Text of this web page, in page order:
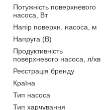
Потужність поверхневого
насоса, Вт
Напір поверхн. насоса, м
Напруга (В)
Продуктивність
поверхневого насоса, л/хв
Реєстрація бренду
Країна
Тип насоса
Тип харчування